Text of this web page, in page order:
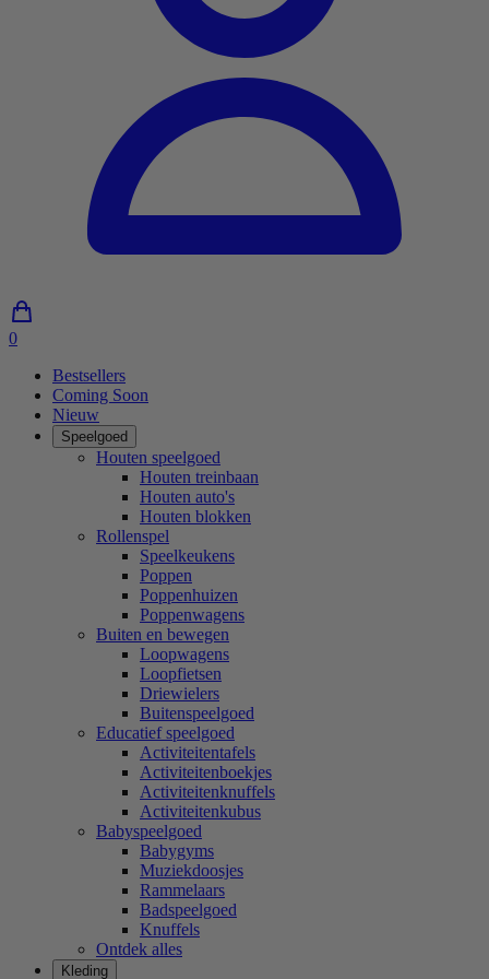
00
winkelwagen
Bestsellers
Coming Soon
Nieuw
Speelgoed
Houten speelgoed
Houten treinbaan
Houten auto's
Houten blokken
Rollenspel
Speelkeukens
Poppen
Poppenhuizen
Poppenwagens
Buiten en bewegen
Loopwagens
Loopfietsen
Driewielers
Buitenspeelgoed
Educatief speelgoed
Activiteitentafels
Activiteitenboekjes
Activiteitenknuffels
Activiteitenkubus
Babyspeelgoed
Babygyms
Muziekdoosjes
Rammelaars
Badspeelgoed
Knuffels
Ontdek alles
Kleding